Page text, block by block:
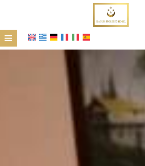
≡
Ubicación
Alojamiento
Instalaciones
Galería